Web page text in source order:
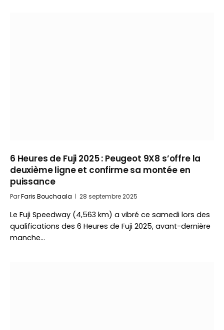
6 Heures de Fuji 2025 : Peugeot 9X8 s’offre la
deuxième ligne et confirme sa montée en
puissance
ParFaris Bouchaala 28 septembre 2025
Le Fuji Speedway (4,563 km) a vibré ce samedi lors des
qualifications des 6 Heures de Fuji 2025, avant-dernière
manche…